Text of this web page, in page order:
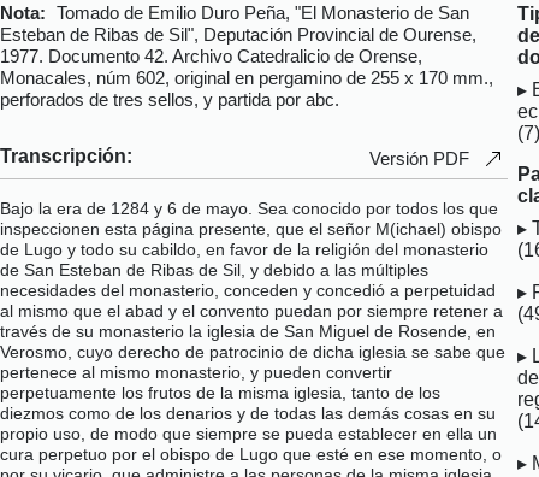
Nota:
Tomado de Emilio Duro Peña, "El Monasterio de San
Esteban de Ribas de Sil", Deputación Provincial de Ourense,
1977. Documento 42. Archivo Catedralicio de Orense,
Monacales, núm 602, original en pergamino de 255 x 170 mm.,
perforados de tres sellos, y partida por abc.
Transcripción: Versión PDF
Bajo la era de 1284 y 6 de mayo. Sea conocido por todos los que
inspeccionen esta página presente, que el señor M(ichael) obispo
de Lugo y todo su cabildo, en favor de la religión del monasterio
de San Esteban de Ribas de Sil, y debido a las múltiples
necesidades del monasterio, conceden y concedió a perpetuidad
al mismo que el abad y el convento puedan por siempre retener a
través de su monasterio la iglesia de San Miguel de Rosende, en
Verosmo, cuyo derecho de patrocinio de dicha iglesia se sabe que
pertenece al mismo monasterio, y pueden convertir
perpetuamente los frutos de la misma iglesia, tanto de los
diezmos como de los denarios y de todas las demás cosas en su
propio uso, de modo que siempre se pueda establecer en ella un
cura perpetuo por el obispo de Lugo que esté en ese momento, o
de
(7)
de